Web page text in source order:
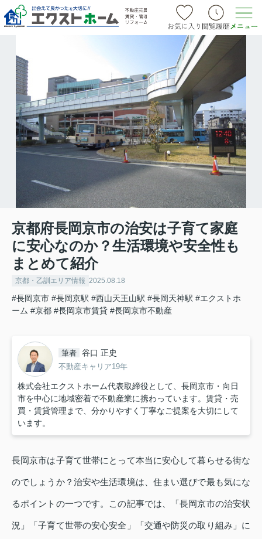
京都府長岡京市の治安は子育て家庭
に安心なのか？生活環境や安全性も
まとめて紹介
京都・乙訓エリア情報 2025.08.18
#長岡京市 #長岡京駅 #西山天王山駅 #長岡天神駅 #エクストホ
ーム #京都 #長岡京市賃貸 #長岡京市不動産
筆者 谷口 正史
不動産キャリア19年
株式会社エクストホーム代表取締役として、長岡京市・向日
市を中心に地域密着で不動産業に携わっています。賃貸・売
買・賃貸管理まで、分かりやすく丁寧なご提案を大切にして
います。
長岡京市は子育て世帯にとって本当に安心して暮らせる街な
のでしょうか？治安や生活環境は、住まい選びで最も気にな
るポイントの一つです。この記事では、「長岡京市の治安状
況」「子育て世帯の安心安全」「交通や防災の取り組み」に